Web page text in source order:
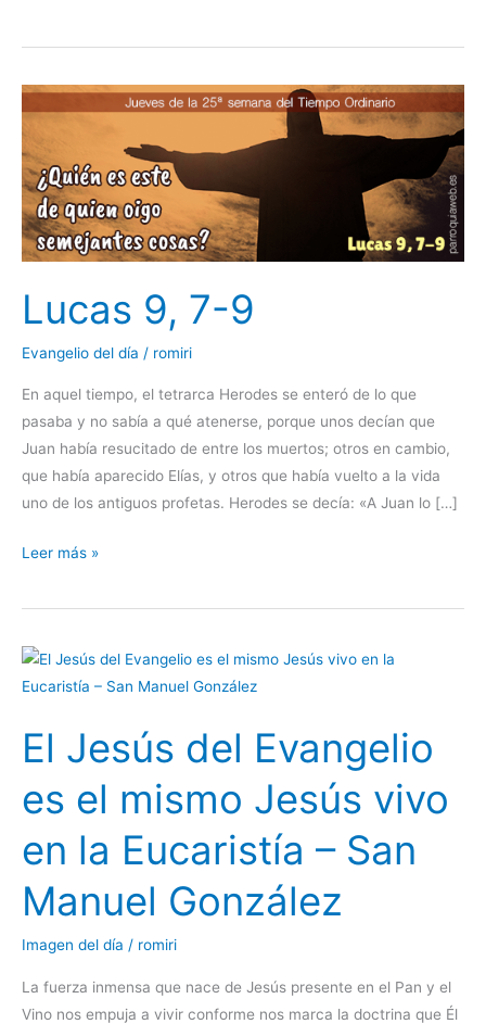
Lucas 9, 7-9
Evangelio del día / romiri
En aquel tiempo, el tetrarca Herodes se enteró de lo que
pasaba y no sabía a qué atenerse, porque unos decían que
Juan había resucitado de entre los muertos; otros en cambio,
que había aparecido Elías, y otros que había vuelto a la vida
uno de los antiguos profetas. Herodes se decía: «A Juan lo […]
Lucas
9,
7-
9
Leer más »
El Jesús del Evangelio
es el mismo Jesús vivo
en la Eucaristía – San
Manuel González
Imagen del día / romiri
La fuerza inmensa que nace de Jesús presente en el Pan y el
Vino nos empuja a vivir conforme nos marca la doctrina que Él
El
Jesús
Evangelio
es
el
Jesús
en
Eucaristía
–
San